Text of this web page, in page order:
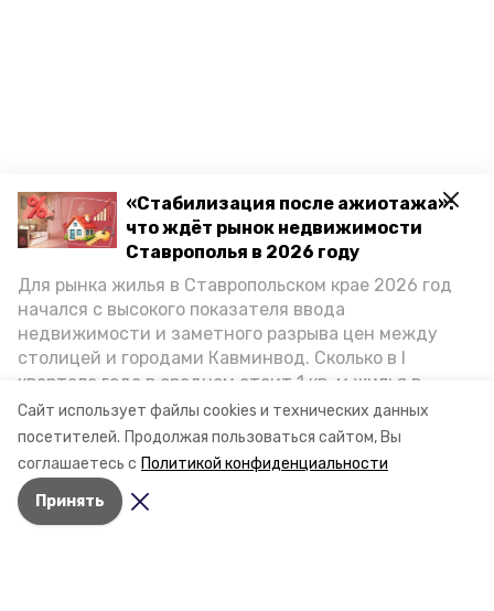
Сайт использует файлы cookies и технических данных
посетителей. Продолжая пользоваться сайтом, Вы
соглашаетесь с Политикой конфиденциальности
Принять
«Стабилизация после ажиотажа»:
что ждёт рынок недвижимости
Ставрополья в 2026 году
Для рынка жилья в Ставропольском крае 2026 год
начался с высокого показателя ввода
недвижимости и заметного разрыва цен между
столицей и городами Кавминвод. Сколько в I
квартале года в среднем стоит 1 кв. м жилья в
городах и округах региона, как изменился спрос на
первичку и вторичку, какова себестоимость
стройки собственного жилья в этом году и какие
прогнозы о стоимости квадратных метров дают
эксперты, выясняла корреспондент «Победы26».
Разделы